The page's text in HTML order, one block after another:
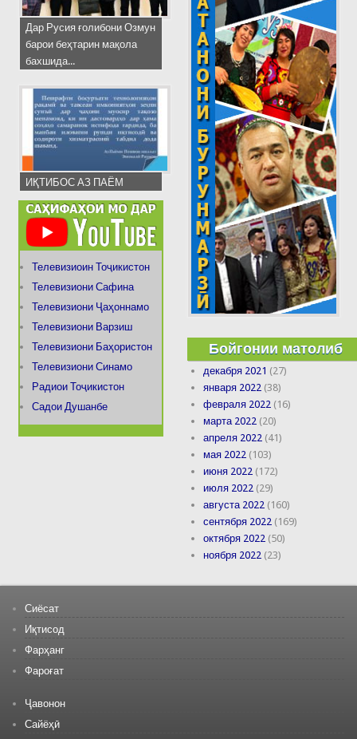
Дар Русия ғолибони Озмун
барои беҳтарин мақола
бахшида...
ИҚТИБОС АЗ ПАЁМ
Телевизиоин Тоҷикистон
Телевизиони Сафина
Телевизиони Ҷаҳоннамо
Телевизиони Варзиш
Телевизиони Баҳористон
Телевизиони Синамо
Радиои Тоҷикистон
Садои Душанбе
Бойгонии матолиб
декабря 2021 (27)
января 2022 (38)
февраля 2022 (16)
марта 2022 (20)
апреля 2022 (41)
мая 2022 (103)
июня 2022 (172)
июля 2022 (29)
августа 2022 (160)
сентября 2022 (169)
октября 2022 (50)
ноября 2022 (23)
Сиёсат
Иқтисод
Фарҳанг
Фароғат
Ҷавонон
Сайёҳӣ